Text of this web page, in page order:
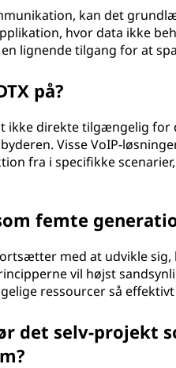
kan det
hvor data ikke
lignende tilgang for at
på?
ikke direkte tilgængelig for
Visse VoIP-
fra i specifikke
femte
med at udvikle sig,
vil højst
ressourcer så
det selv-projekt